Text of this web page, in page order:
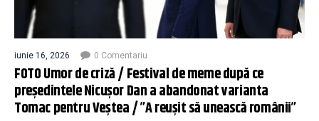
iunie 16, 2026 0 Comentariu
FOTO Umor de criză / Festival de meme după ce
președintele Nicușor Dan a abandonat varianta
Tomac pentru Veștea / ”A reușit să unească românii”